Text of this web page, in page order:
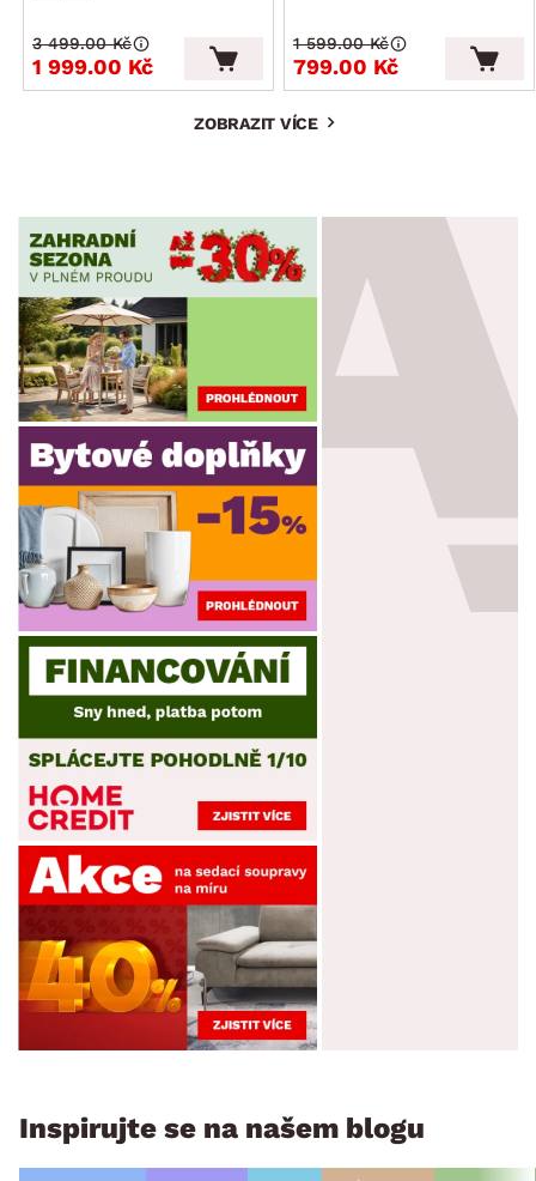
1 999.00 Kč
3 499.00 Kč
799.00 Kč
1 599.00 Kč
ZOBRAZIT VÍCE
Inspirujte se na našem blogu